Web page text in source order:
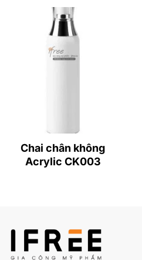
Chai chân không
Acrylic CK003